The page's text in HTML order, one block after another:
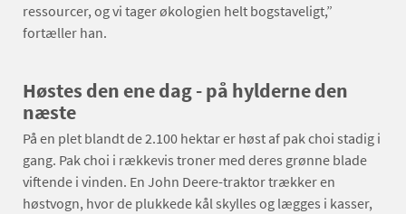
ressourcer, og vi tager økologien helt bogstaveligt,”
fortæller han.
Høstes den ene dag - på hylderne den
næste
På en plet blandt de 2.100 hektar er høst af pak choi stadig i
gang. Pak choi i rækkevis troner med deres grønne blade
viftende i vinden. En John Deere-traktor trækker en
høstvogn, hvor de plukkede kål skylles og lægges i kasser,